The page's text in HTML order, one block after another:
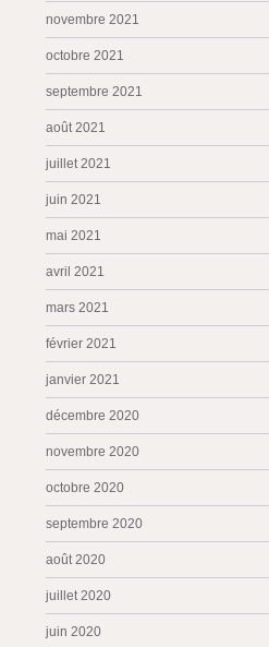
novembre 2021
octobre 2021
septembre 2021
août 2021
juillet 2021
juin 2021
mai 2021
avril 2021
mars 2021
février 2021
janvier 2021
décembre 2020
novembre 2020
octobre 2020
septembre 2020
août 2020
juillet 2020
juin 2020